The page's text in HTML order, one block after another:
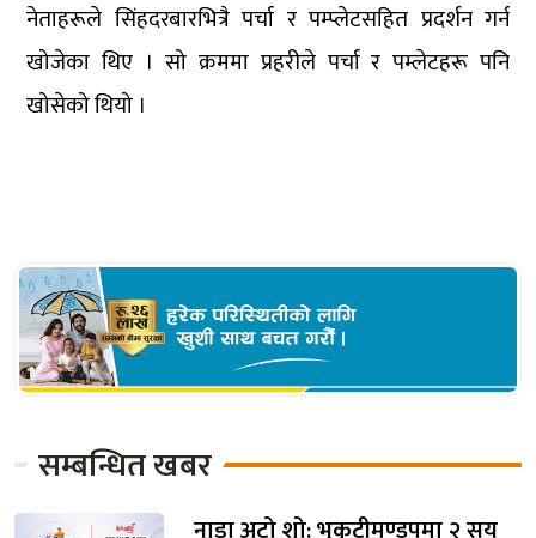
नेताहरूले सिंहदरबारभित्रै पर्चा र पम्प्लेटसहित प्रदर्शन गर्न
खोजेका थिए । सो क्रममा प्रहरीले पर्चा र पम्लेटहरू पनि
खोसेको थियो ।
सम्बन्धित खबर